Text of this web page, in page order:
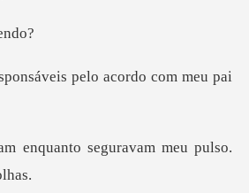
nsáveis pelo acordo c
nto seguravam meu pulso.